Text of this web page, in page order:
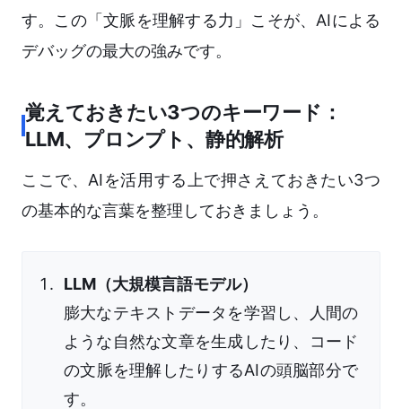
す。この「文脈を理解する力」こそが、AIによる
デバッグの最大の強みです。
覚えておきたい3つのキーワード：
LLM、プロンプト、静的解析
ここで、AIを活用する上で押さえておきたい3つ
の基本的な言葉を整理しておきましょう。
LLM（大規模言語モデル）
膨大なテキストデータを学習し、人間の
ような自然な文章を生成したり、コード
の文脈を理解したりするAIの頭脳部分で
す。